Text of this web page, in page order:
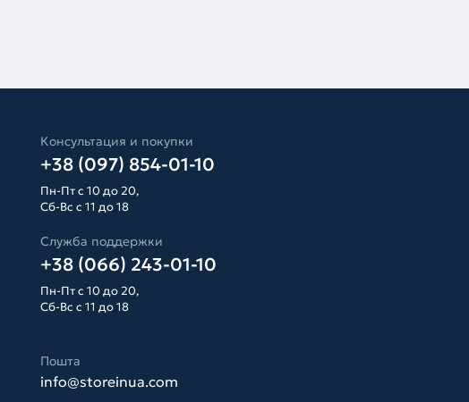
Консультация и покупки
+38 (097) 854-01-10
Пн-Пт с 10 до 20,
Сб-Вс с 11 до 18
Служба поддержки
+38 (066) 243-01-10
Пн-Пт с 10 до 20,
Сб-Вс с 11 до 18
Пошта
info@storeinua.com